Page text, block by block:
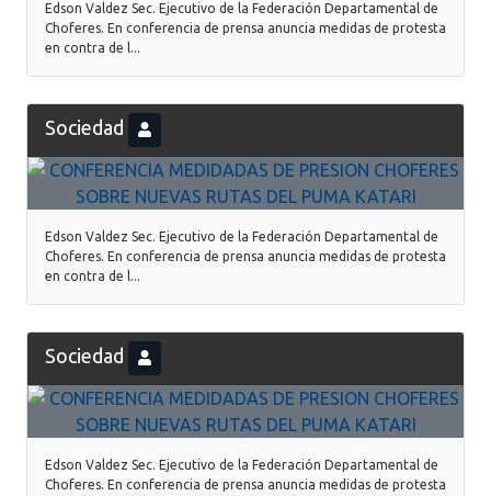
Edson Valdez Sec. Ejecutivo de la Federación Departamental de
Choferes. En conferencia de prensa anuncia medidas de protesta
en contra de l...
Sociedad
Edson Valdez Sec. Ejecutivo de la Federación Departamental de
Choferes. En conferencia de prensa anuncia medidas de protesta
en contra de l...
Sociedad
Edson Valdez Sec. Ejecutivo de la Federación Departamental de
Choferes. En conferencia de prensa anuncia medidas de protesta